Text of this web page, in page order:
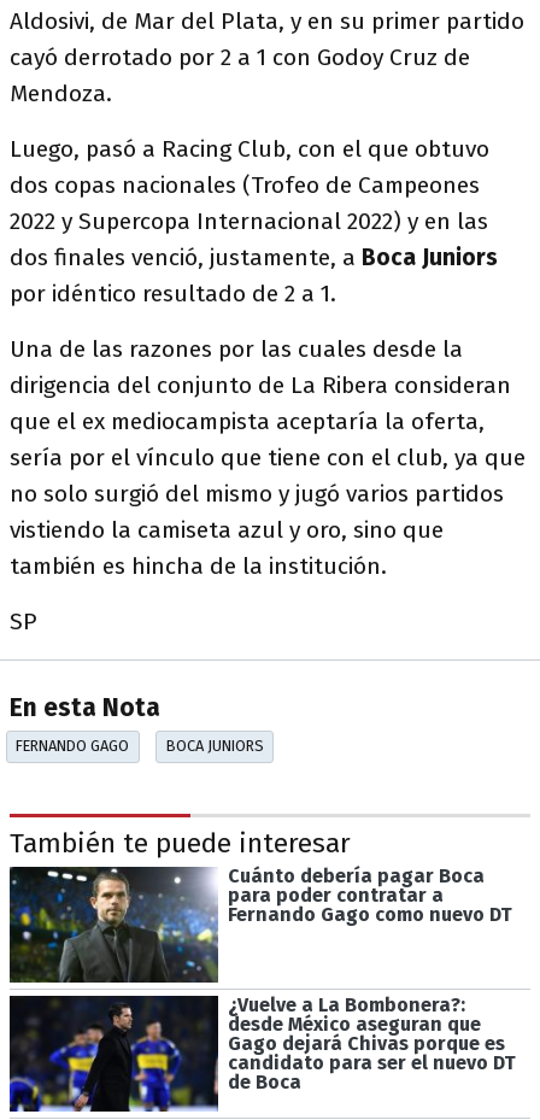
Aldosivi, de Mar del Plata, y en su primer partido
cayó derrotado por 2 a 1 con Godoy Cruz de
Mendoza.
Luego, pasó a Racing Club, con el que obtuvo
dos copas nacionales (Trofeo de Campeones
2022 y Supercopa Internacional 2022) y en las
dos finales venció, justamente, a Boca Juniors
por idéntico resultado de 2 a 1​.
Una de las razones por las cuales desde la
dirigencia del conjunto de La Ribera consideran
que el ex mediocampista aceptaría la oferta,
sería por el vínculo que tiene con el club, ya que
no solo surgió del mismo y jugó varios partidos
vistiendo la camiseta azul y oro, sino que
también es hincha de la institución.
SP
En esta Nota
FERNANDO GAGO BOCA JUNIORS
También te puede interesar
Cuánto debería pagar Boca
para poder contratar a
Fernando Gago como nuevo DT
¿Vuelve a La Bombonera?:
desde México aseguran que
Gago dejará Chivas porque es
candidato para ser el nuevo DT
de Boca